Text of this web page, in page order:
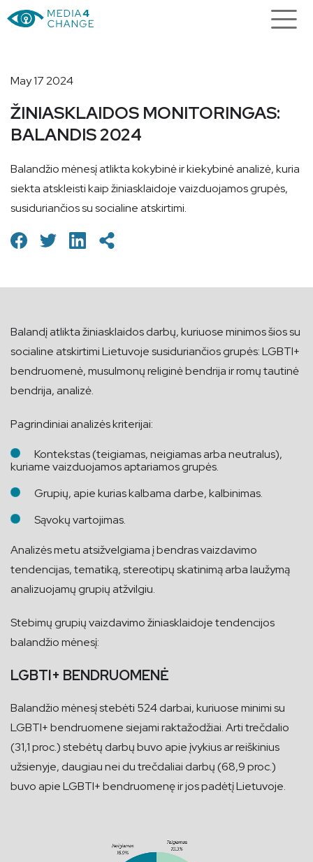
May 17 2024
ŽINIASKLAIDOS MONITORINGAS:
BALANDIS 2024
Balandžio mėnesį atlikta kokybinė ir kiekybinė analizė, kuria
siekta atskleisti kaip žiniasklaidoje vaizduojamos grupės,
susiduriančios su socialine atskirtimi.
Balandį atlikta žiniasklaidos darbų, kuriuose minimos šios su
socialine atskirtimi Lietuvoje susiduriančios grupės: LGBTI+
bendruomenė, musulmonų religinė bendrija ir romų tautinė
bendrija, analizė.
Pagrindiniai analizės kriterijai:
Kontekstas (teigiamas, neigiamas arba neutralus),
kuriame vaizduojamos aptariamos grupės.
Grupių, apie kurias kalbama darbe, kalbinimas.
Sąvokų vartojimas.
Analizės metu atsižvelgiama į bendras vaizdavimo
tendencijas, tematiką, stereotipų skatinimą arba laužymą
analizuojamų grupių atžvilgiu.
Stebimų grupių vaizdavimo žiniasklaidoje tendencijos
balandžio mėnesį:
LGBTI+ BENDRUOMENĖ
Balandžio mėnesį stebėti 524 darbai, kuriuose minimi su
LGBTI+ bendruomene siejami raktažodžiai. Arti trečdalio
(31,1 proc.) stebėtų darbų buvo apie įvykius ar reiškinius
užsienyje, daugiau nei du trečdaliai darbų (68,9 proc.)
buvo apie LGBTI+ bendruomenę ir jos padėtį Lietuvoje.